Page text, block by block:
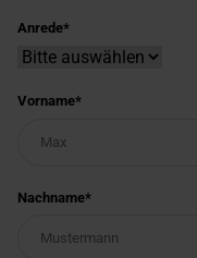
Anrede
Vorname
Nachname